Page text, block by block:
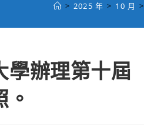
> 2025 年 > 10 月 >
學辦理第十屆